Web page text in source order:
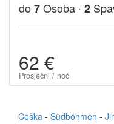
do 7Osoba · 2
62 €
Prosječni / noć
Ceška - Südböhmen -